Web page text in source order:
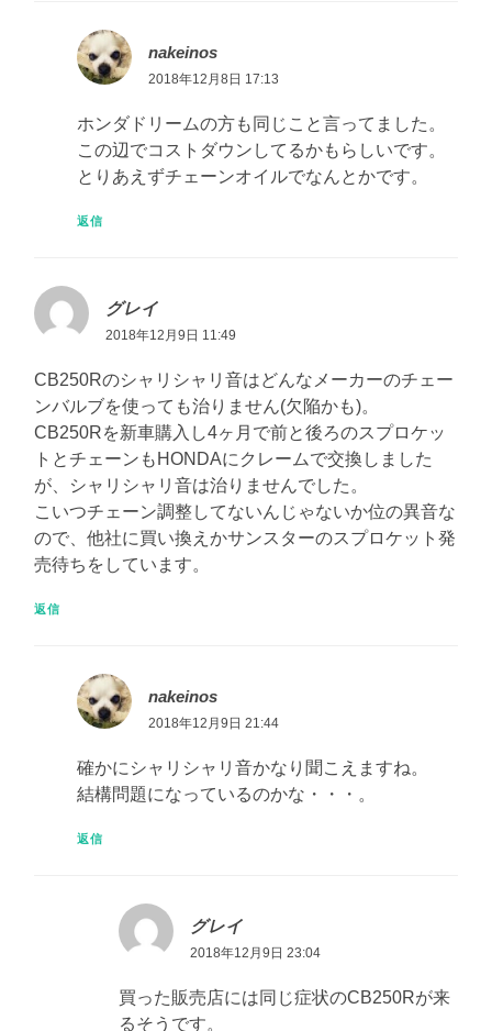
nakeinos
2018年12月8日 17:13
ホンダドリームの方も同じこと言ってました。
この辺でコストダウンしてるかもらしいです。
とりあえずチェーンオイルでなんとかです。
返信
グレイ
2018年12月9日 11:49
CB250Rのシャリシャリ音はどんなメーカーのチェー
ンバルブを使っても治りません(欠陥かも)。
CB250Rを新車購入し4ヶ月で前と後ろのスプロケッ
トとチェーンもHONDAにクレームで交換しました
が、シャリシャリ音は治りませんでした。
こいつチェーン調整してないんじゃないか位の異音な
ので、他社に買い換えかサンスターのスプロケット発
売待ちをしています。
返信
nakeinos
2018年12月9日 21:44
確かにシャリシャリ音かなり聞こえますね。
結構問題になっているのかな・・・。
返信
グレイ
2018年12月9日 23:04
買った販売店には同じ症状のCB250Rが来
るそうです。